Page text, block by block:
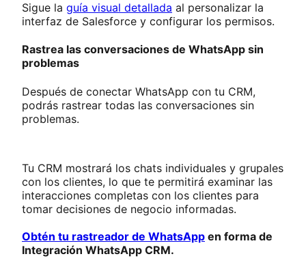
Sigue la guía visual detallada al personalizar la
interfaz de Salesforce y configurar los permisos.
Rastrea las conversaciones de WhatsApp sin
problemas
Después de conectar WhatsApp con tu CRM,
podrás rastrear todas las conversaciones sin
problemas.
Tu CRM mostrará los chats individuales y grupales
con los clientes, lo que te permitirá examinar las
interacciones completas con los clientes para
tomar decisiones de negocio informadas.
Obtén tu rastreador de WhatsApp en forma de
Integración WhatsApp CRM.